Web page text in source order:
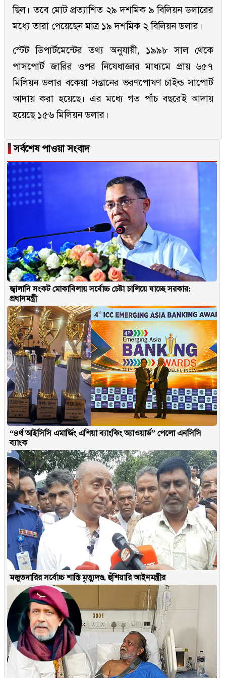
ছিল। তবে মোট প্রত্যাশিত ২৯ দশমিক ৯ বিলিয়ন ডলারের
মধ্যে তারা পেয়েছেন মাত্র ১৯ দশমিক ২ বিলিয়ন ডলার।
স্টেট ডিপার্টমেন্টের তথ্য অনুযায়ী, ১৯৯৮ সাল থেকে
পাসপোর্ট জারির ওপর নিষেধাজ্ঞার মাধ্যমে প্রায় ৬৫৭
মিলিয়ন ডলার বকেয়া সন্তানের ভরণপোষণ চাইল্ড সাপোর্ট
আদায় করা হয়েছে। এর মধ্যে গত পাঁচ বছরেই আদায়
হয়েছে ১৫৬ মিলিয়ন ডলার।
▐সর্বশেষ পাওয়া সংবাদ
জ্বালানি সংকট মোকাবিলায় সর্বোচ্চ চেষ্টা চালিয়ে যাচ্ছে সরকার:
প্রধানমন্ত্রী
“৪র্থ আইসিসি এমার্জিং এশিয়া ব্যাংকিং অ্যাওয়ার্ড” পেলো এনসিসি
ব্যাংক
মজুতদারির সর্বোচ্চ শাস্তি মৃত্যুদণ্ড, হুঁশিয়ারি আইনমন্ত্রীর